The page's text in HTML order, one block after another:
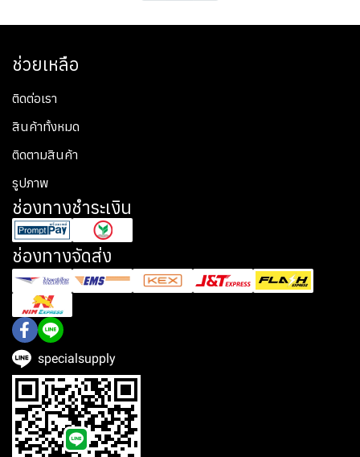
ช่วยเหลือ
ติดต่อเรา
สินค้าทั้งหมด
ติดตามสินค้า
รูปภาพ
ช่องทางชำระเงิน
ช่องทางจัดส่ง
specialsupply